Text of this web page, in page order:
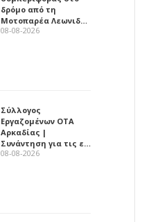
δρόμο από τη
Μοτοπαρέα Λεωνιδ…
08-08-2026
Σύλλογος
Εργαζομένων ΟΤΑ
Αρκαδίας |
Συνάντηση για τις ε…
08-08-2026